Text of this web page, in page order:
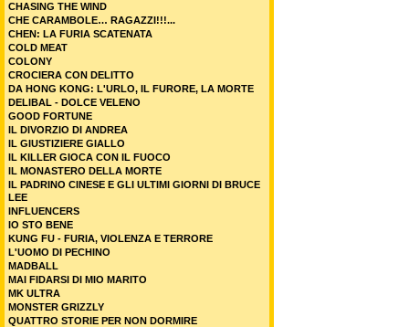
CHASING THE WIND
CHE CARAMBOLE… RAGAZZI!!!...
CHEN: LA FURIA SCATENATA
COLD MEAT
COLONY
CROCIERA CON DELITTO
DA HONG KONG: L'URLO, IL FURORE, LA MORTE
DELIBAL - DOLCE VELENO
GOOD FORTUNE
IL DIVORZIO DI ANDREA
IL GIUSTIZIERE GIALLO
IL KILLER GIOCA CON IL FUOCO
IL MONASTERO DELLA MORTE
IL PADRINO CINESE E GLI ULTIMI GIORNI DI BRUCE
LEE
INFLUENCERS
IO STO BENE
KUNG FU - FURIA, VIOLENZA E TERRORE
L'UOMO DI PECHINO
MADBALL
MAI FIDARSI DI MIO MARITO
MK ULTRA
MONSTER GRIZZLY
QUATTRO STORIE PER NON DORMIRE